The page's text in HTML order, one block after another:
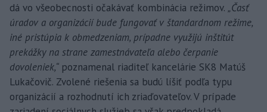
dá vo všeobecnosti očakávať kombinácia režimov. „Časť
úradov a organizácií bude fungovať v štandardnom režime,
iné pristúpia k obmedzeniam, prípadne využijú inštitút
prekážky na strane zamestnávateľa alebo čerpanie
dovoleniek,“ poznamenal riaditeľ kancelárie SK8 Matúš
Lukačovič. Zvolené riešenia sa budú líšiť podľa typu
organizácií a rozhodnutí ich zriaďovateľov. V prípade